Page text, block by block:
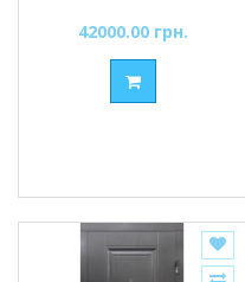
42000.00 грн.